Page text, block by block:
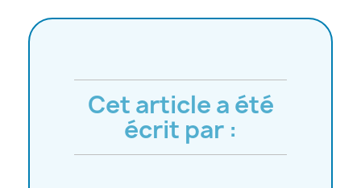
Cet article a été
écrit par :